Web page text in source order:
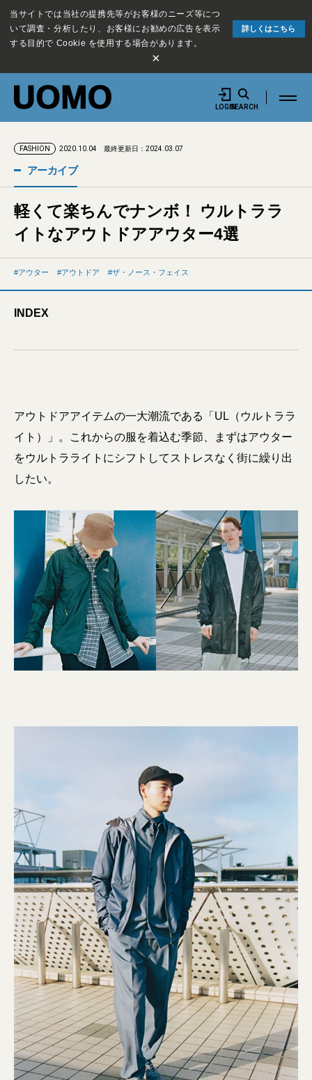
当サイトでは当社の提携先等がお客様のニーズ等につ
いて調査・分析したり、お客様にお勧めの広告を表示
する目的で Cookie を使用する場合があります。
詳しくはこちら
×
LOGINSEARCH
FASHION 2020.10.04 最終更新日：2024.03.07
アーカイブ
軽くて楽ちんでナンボ！ ウルトララ
イトなアウトドアアウター4選
アウター アウトドア ザ・ノース・フェイス
INDEX
アウトドアアイテムの一大潮流である「UL（ウルトララ
イト）」。これからの服を着込む季節、まずはアウター
をウルトラライトにシフトしてストレスなく街に繰り出
したい。